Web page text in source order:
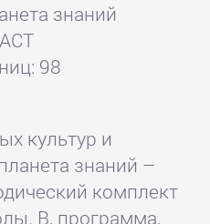
знаний
98
культур и
знаний –
комплект
В, программа,